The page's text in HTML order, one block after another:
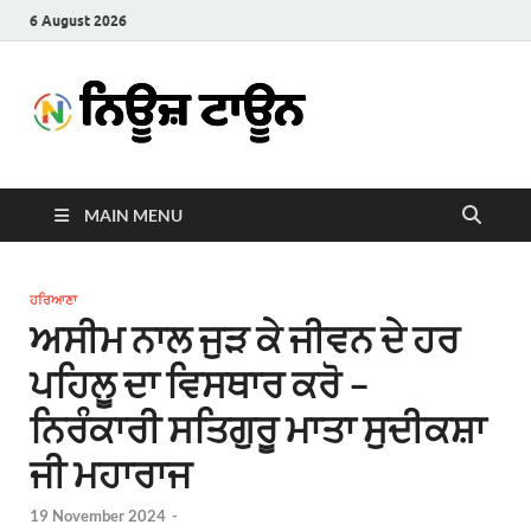
6 August 2026
Town
MAIN MENU
ਹਰਿਆਣਾ
ਅਸੀਮ ਨਾਲ ਜੁੜ ਕੇ ਜੀਵਨ ਦੇ ਹਰ
ਪਹਿਲੂ ਦਾ ਵਿਸਥਾਰ ਕਰੋ –
ਨਿਰੰਕਾਰੀ ਸਤਿਗੁਰੂ ਮਾਤਾ ਸੁਦੀਕਸ਼ਾ
ਜੀ ਮਹਾਰਾਜ
19 November 2024 -